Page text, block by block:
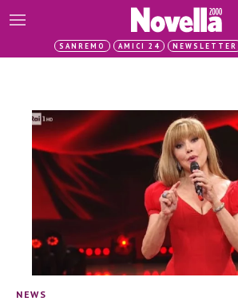
SANREMO AMICI 24 NEWSLETTER
NEWS